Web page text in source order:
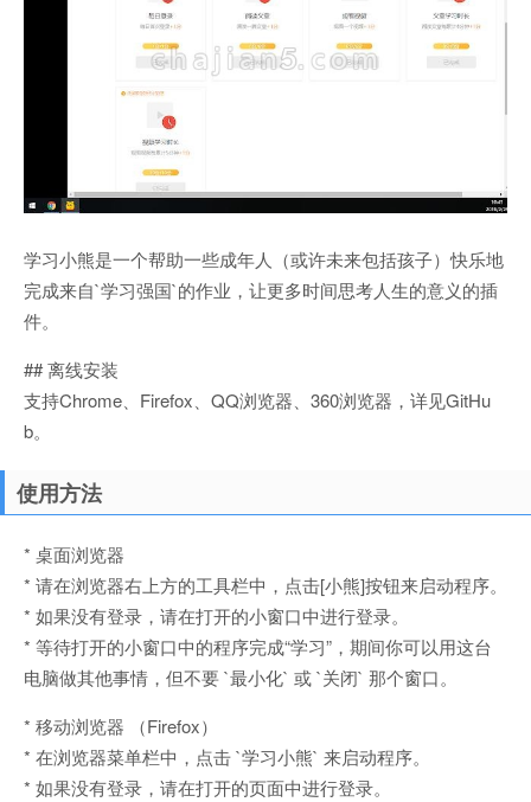
学习小熊是一个帮助一些成年人（或许未来包括孩子）快乐地
完成来自`学习强国`的作业，让更多时间思考人生的意义的插
件。
## 离线安装
支持Chrome、Firefox、QQ浏览器、360浏览器，详见GitHu
b。
使用方法
* 桌面浏览器
* 请在浏览器右上方的工具栏中，点击[小熊]按钮来启动程序。
* 如果没有登录，请在打开的小窗口中进行登录。
* 等待打开的小窗口中的程序完成“学习”，期间你可以用这台
电脑做其他事情，但不要 `最小化` 或 `关闭` 那个窗口。
* 移动浏览器 （Firefox）
* 在浏览器菜单栏中，点击 `学习小熊` 来启动程序。
* 如果没有登录，请在打开的页面中进行登录。